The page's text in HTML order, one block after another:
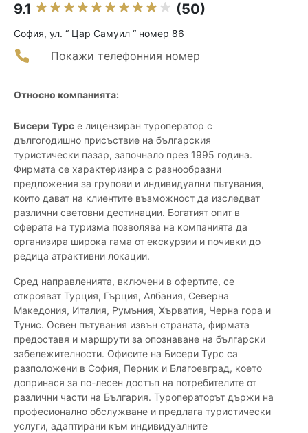
9.1 (50)
София, ул. “ Цар Самуил “ номер 86
Покажи телефонния номер
Относно компанията:
Бисери Турс е лицензиран туроператор с
дългогодишно присъствие на българския
туристически пазар, започнало през 1995 година.
Фирмата се характеризира с разнообразни
предложения за групови и индивидуални пътувания,
които дават на клиентите възможност да изследват
различни световни дестинации. Богатият опит в
сферата на туризма позволява на компанията да
организира широка гама от екскурзии и почивки до
редица атрактивни локации.
Сред направленията, включени в офертите, се
открояват Турция, Гърция, Албания, Северна
Македония, Италия, Румъния, Хърватия, Черна гора и
Тунис. Освен пътувания извън страната, фирмата
предоставя и маршрути за опознаване на български
забележителности. Офисите на Бисери Турс са
разположени в София, Перник и Благоевград, което
допринася за по-лесен достъп на потребителите от
различни части на България. Туроператорът държи на
професионално обслужване и предлага туристически
услуги, адаптирани към индивидуалните